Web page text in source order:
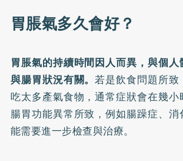
胃脹氣多久會好？
胃脹氣的持續時間因人而異，與個
與腸胃狀況有關。若是飲食問題所致
吃太多產氣食物，通常症狀會在幾
腸胃功能異常所致，例如腸躁症、
能需要進一步檢查與治療。